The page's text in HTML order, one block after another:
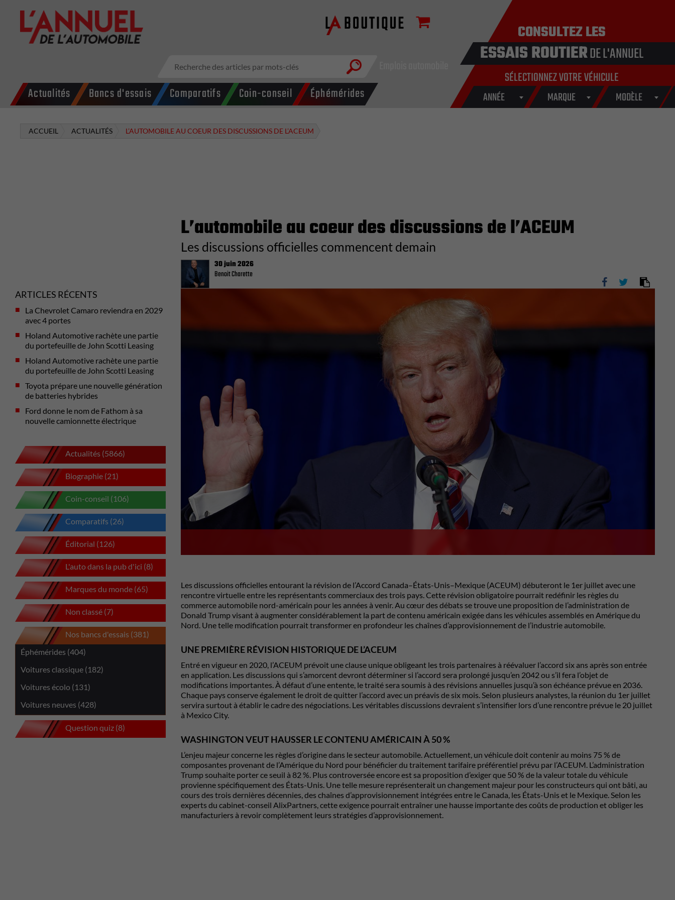
Actualités Bancs d'essais Comparatifs Coin-conseil Éphémérides
CONSULTEZ LES
ESSAIS ROUTIERDE L'ANNUEL
SÉLECTIONNEZ VOTRE VÉHICULE
ANNÉE MARQUE MODÈLE
ACCUEIL ACTUALITÉS L’AUTOMOBILE AU COEUR DES DISCUSSIONS DE L’ACEUM
ARTICLES RÉCENTS
La Chevrolet Camaro reviendra en 2029
avec 4 portes
Holand Automotive rachète une partie
du portefeuille de John Scotti Leasing
Holand Automotive rachète une partie
du portefeuille de John Scotti Leasing
Toyota prépare une nouvelle génération
de batteries hybrides
Ford donne le nom de Fathom à sa
nouvelle camionnette électrique
Actualités (5866)
Biographie (21)
Coin-conseil (106)
Comparatifs (26)
Éditorial (126)
L'auto dans la pub d'ici (8)
Marques du monde (65)
Non classé (7)
Nos bancs d'essais (381)
Éphémérides (404)
Voitures classique (182)
Voitures écolo (131)
Voitures neuves (428)
Question quiz (8)
L’automobile au coeur des discussions de l’ACEUM
Les discussions officielles commencent demain
30 juin 2026
Benoit Charette
Les discussions officielles entourant la révision de l’Accord Canada–États-Unis–Mexique (ACEUM) débuteront le 1er juillet avec une
rencontre virtuelle entre les représentants commerciaux des trois pays. Cette révision obligatoire pourrait redéfinir les règles du
commerce automobile nord-américain pour les années à venir. Au cœur des débats se trouve une proposition de l’administration de
Donald Trumpvisant à augmenter considérablement la part de contenu américain exigée dans les véhicules assemblés en Amérique du
Nord. Une telle modification pourrait transformer en profondeur les chaînes d’approvisionnement de l’industrie automobile.
UNE PREMIÈRE RÉVISION HISTORIQUE DE L’ACEUM
Entré en vigueur en 2020, l’ACEUM prévoit une clause unique obligeant les trois partenaires à réévaluer l’accord six ans après son entrée
en application. Les discussions qui s’amorcent devront déterminer si l’accord sera prolongé jusqu’en 2042 ou s’il fera l’objet de
modifications importantes. À défaut d’une entente, le traité sera soumis à des révisions annuelles jusqu’à son échéance prévue en 2036.
Chaque pays conserve également le droit de quitter l’accord avec un préavis de six mois. Selon plusieurs analystes, la réunion du 1er juillet
servira surtout à établir le cadre des négociations. Les véritables discussions devraient s’intensifier lors d’une rencontre prévue le 20 juillet
à Mexico City.
WASHINGTON VEUT HAUSSER LE CONTENU AMÉRICAIN À 50 %
L’enjeu majeur concerne les règles d’origine dans le secteur automobile. Actuellement, un véhicule doit contenir au moins 75 % de
composantes provenant de l’Amérique du Nord pour bénéficier du traitement tarifaire préférentiel prévu par l’ACEUM. L’administration
Trump souhaite porter ce seuil à 82 %. Plus controversée encore est sa proposition d’exiger que 50 % de la valeur totale du véhicule
provienne spécifiquement des États-Unis. Une telle mesure représenterait un changement majeur pour les constructeurs qui ont bâti, au
cours des trois dernières décennies, des chaînes d’approvisionnement intégrées entre le Canada, les États-Unis et le Mexique. Selon les
experts du cabinet-conseil AlixPartners, cette exigence pourrait entraîner une hausse importante des coûts de production et obliger les
manufacturiers à revoir complètement leurs stratégies d’approvisionnement.